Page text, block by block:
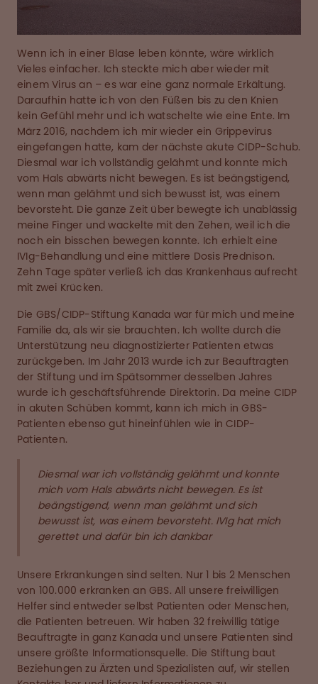
Wenn ich in einer Blase leben könnte, wäre wirklich
Vieles einfacher. Ich steckte mich aber wieder mit
einem Virus an – es war eine ganz normale Erkältung.
Daraufhin hatte ich von den Füßen bis zu den Knien
kein Gefühl mehr und ich watschelte wie eine Ente. Im
März 2016, nachdem ich mir wieder ein Grippevirus
eingefangen hatte, kam der nächste akute CIDP-Schub.
Diesmal war ich vollständig gelähmt und konnte mich
vom Hals abwärts nicht bewegen. Es ist beängstigend,
wenn man gelähmt und sich bewusst ist, was einem
bevorsteht. Die ganze Zeit über bewegte ich unablässig
meine Finger und wackelte mit den Zehen, weil ich die
noch ein bisschen bewegen konnte. Ich erhielt eine
IVIg-Behandlung und eine mittlere Dosis Prednison.
Zehn Tage später verließ ich das Krankenhaus aufrecht
mit zwei Krücken.
Die GBS/CIDP-Stiftung Kanada war für mich und meine
Familie da, als wir sie brauchten. Ich wollte durch die
Unterstützung neu diagnostizierter Patienten etwas
zurückgeben. Im Jahr 2013 wurde ich zur Beauftragten
der Stiftung und im Spätsommer desselben Jahres
wurde ich geschäftsführende Direktorin. Da meine CIDP
in akuten Schüben kommt, kann ich mich in GBS-
Patienten ebenso gut hineinfühlen wie in CIDP-
Patienten.
Diesmal war ich vollständig gelähmt und konnte
mich vom Hals abwärts nicht bewegen. Es ist
beängstigend, wenn man gelähmt und sich
bewusst ist, was einem bevorsteht. IVIg hat mich
gerettet und dafür bin ich dankbar
Unsere Erkrankungen sind selten. Nur 1 bis 2 Menschen
von 100.000 erkranken an GBS. All unsere freiwilligen
Helfer sind entweder selbst Patienten oder Menschen,
die Patienten betreuen. Wir haben 32 freiwillig tätige
Beauftragte in ganz Kanada und unsere Patienten sind
unsere größte Informationsquelle. Die Stiftung baut
Beziehungen zu Ärzten und Spezialisten auf, wir stellen